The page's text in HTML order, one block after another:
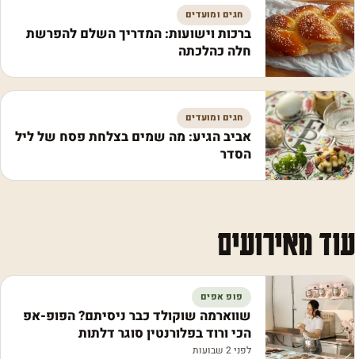
חגים ומועדים
ברכות וישועות: המדריך השלם להפרשת
חלה כהלכתה
חגים ומועדים
אביב הגיע: מה שמים בצלחת פסח של ליל
הסדר
עוד מאירועים
פופ אפים
שווארמה שוקולד כבר ניסיתם? הפופ-אפ
הכי ורוד בפלורנטין סוגר דלתות
לפני 2 שבועות